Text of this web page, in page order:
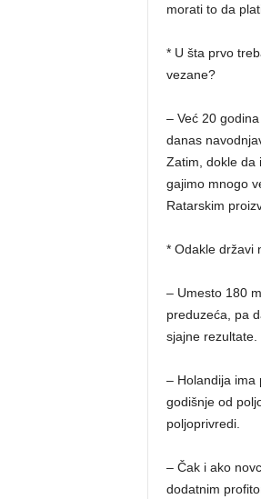
morati to da
* U šta prvo
vezane?
– Već 20
danas
Zatim, dokle da
gajimo mnogo
Ratarskim
* Odakle državi
– Umesto 180
preduzeća, pa
sjajne rezultate.
– Holandija ima
godišnje od
poljoprivredi.
– Čak i ako
dodatnim